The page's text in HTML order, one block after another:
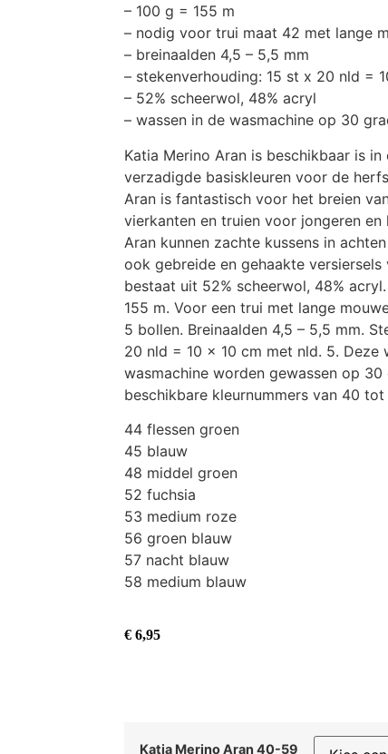
– 100 g = 155 m
– nodig voor trui maat 42 met lange
– breinaalden 4,5 – 5,5 mm
– stekenverhouding: 15 st x 20 nld =
– 52% scheerwol, 48% acryl
– wassen in de wasmachine op 30
Katia Merino Aran is beschikbaar is
verzadigde basiskleuren voor de
Aran is fantastisch voor het breien
vierkanten en truien voor jongeren en
Aran kunnen zachte kussens in
ook gebreide en gehaakte
bestaat uit 52% scheerwol, 48%
155 m. Voor een trui met lange
5 bollen. Breinaalden 4,5 – 5,5 mm.
20 nld = 10 x 10 cm met nld. 5. Deze
wasmachine worden gewassen op
beschikbare kleurnummers van 40
44 flessen groen
45 blauw
48 middel groen
52 fuchsia
53 medium roze
56 groen blauw
57 nacht blauw
58 medium blauw
€ 6,95
Katia Merino Aran 40-59